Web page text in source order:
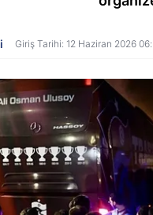
Giriş Tarihi: 12 Haziran 2026